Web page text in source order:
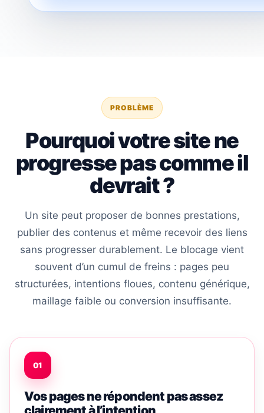
PROBLÈME
Pourquoi votre site ne
progresse pas comme il
devrait ?
Un site peut proposer de bonnes prestations,
publier des contenus et même recevoir des liens
sans progresser durablement. Le blocage vient
souvent d’un cumul de freins : pages peu
structurées, intentions floues, contenu générique,
maillage faible ou conversion insuffisante.
01
Vos pages ne répondent pas assez